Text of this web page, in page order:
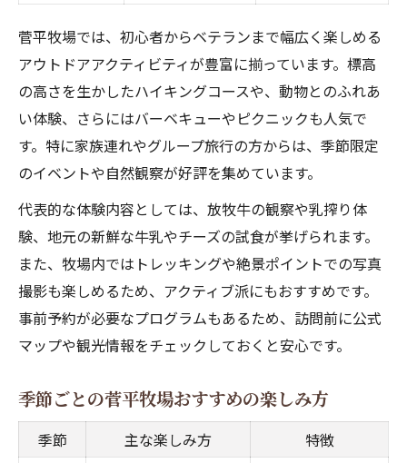
菅平牧場では、初心者からベテランまで幅広く楽しめる
アウトドアアクティビティが豊富に揃っています。標高
の高さを生かしたハイキングコースや、動物とのふれあ
い体験、さらにはバーベキューやピクニックも人気で
す。特に家族連れやグループ旅行の方からは、季節限定
のイベントや自然観察が好評を集めています。
代表的な体験内容としては、放牧牛の観察や乳搾り体
験、地元の新鮮な牛乳やチーズの試食が挙げられます。
また、牧場内ではトレッキングや絶景ポイントでの写真
撮影も楽しめるため、アクティブ派にもおすすめです。
事前予約が必要なプログラムもあるため、訪問前に公式
マップや観光情報をチェックしておくと安心です。
季節ごとの菅平牧場おすすめの楽しみ方
季節 主な楽しみ方
特徴